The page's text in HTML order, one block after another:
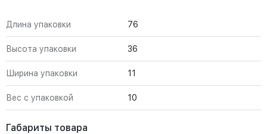
Длина упаковки 76
Высота упаковки 36
Ширина упаковки 11
Вес с упаковкой 10
Габариты товара